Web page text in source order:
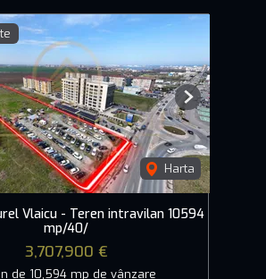
Harta
Next
Vlaicu - Teren intravilan 10594
mp/40/
3,707,900 €
de 10,594 mp de vânzare